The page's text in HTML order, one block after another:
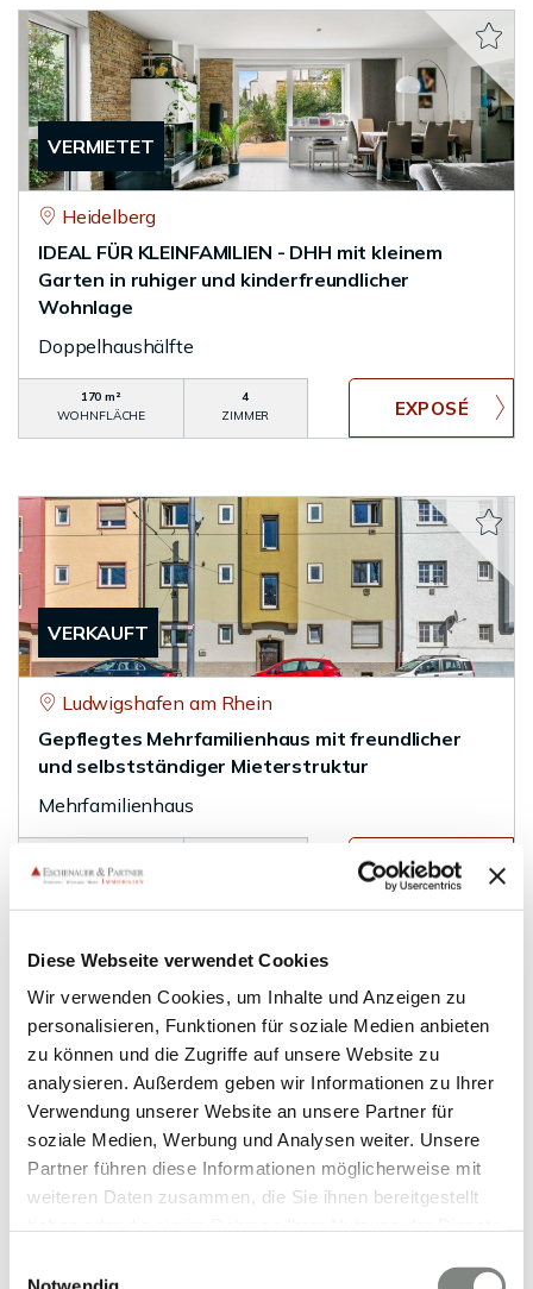
Diese Webseite verwendet Cookies
Wir verwenden Cookies, um Inhalte und Anzeigen zu
personalisieren, Funktionen für soziale Medien anbieten
zu können und die Zugriffe auf unsere Website zu
analysieren. Außerdem geben wir Informationen zu Ihrer
Verwendung unserer Website an unsere Partner für
soziale Medien, Werbung und Analysen weiter. Unsere
Partner führen diese Informationen möglicherweise mit
weiteren Daten zusammen, die Sie ihnen bereitgestellt
Cookies, wenn Sie unsere Webseite weiterhin nutzen.
VERMIETET
Heidelberg
IDEAL FÜR KLEINFAMILIEN - DHH mit kleinem
Garten in ruhiger und kinderfreundlicher
Wohnlage
Doppelhaushälfte
170 m²
WOHNFLÄCHE
4
ZIMMER
VERKAUFT
Ludwigshafen am Rhein
Gepflegtes Mehrfamilienhaus mit freundlicher
und selbstständiger Mieterstruktur
Mehrfamilienhaus
WOHNFLÄCHE
VERKAUFT
Meckesheim
Großes Zweifamilienhaus, Teilsanierung, in
ruhiger Wohnlage von Meckesheim!